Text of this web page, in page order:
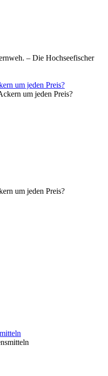
– Die Hochseefischer
um jeden Preis?
um jeden Preis?